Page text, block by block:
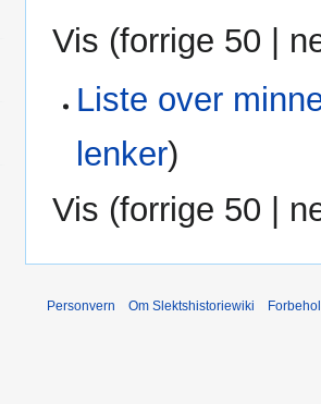
Vis (forrige 50 |
Liste over
lenker)
Vis (forrige 50
Personvern Om Slektshistoriewiki